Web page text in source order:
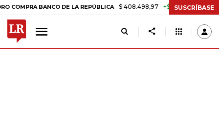
BANCO DE LA REPÚBLICA $ 408.498,97 +$ 8.753,81 +2,19%
SUSCRÍBASE